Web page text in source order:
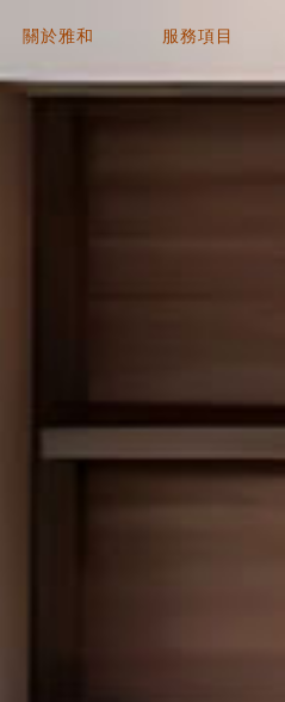
關於雅和
ABOUT
服務項目
SERVICE